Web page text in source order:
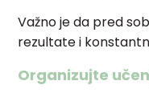
Važno je da pred
rezultate i
Organizujte